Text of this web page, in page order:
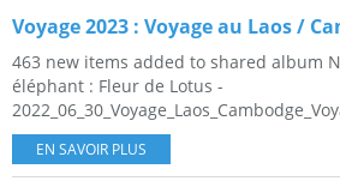
Voyage 2023 : Voyage au Laos /
463 new items added to shared album
éléphant : Fleur de Lotus -
EN SAVOIR PLUS